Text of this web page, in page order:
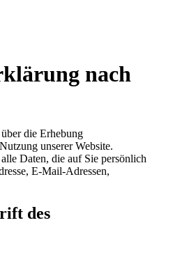
nach
die Erhebung
unserer Website.
Daten, die auf Sie persönlich
E-Mail-Adressen,
des